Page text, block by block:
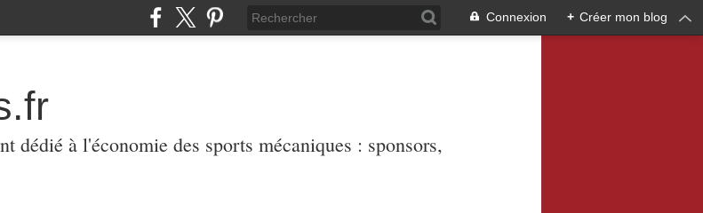
Connexion + Créer mon blog
dédié à l'économie des sports mécaniques : sponsors,